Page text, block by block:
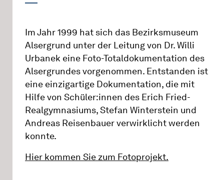
Im Jahr 1999 hat sich das Bezirksmuseum
Alsergrund unter der Leitung von Dr. Willi
Urbanek eine Foto-Totaldokumentation des
Alsergrundes vorgenommen. Entstanden ist
eine einzigartige Dokumentation, die mit
Hilfe von Schüler:innen des Erich Fried-
Realgymnasiums, Stefan Winterstein und
Andreas Reisenbauer verwirklicht werden
konnte.
Hier kommen Sie zum Fotoprojekt.